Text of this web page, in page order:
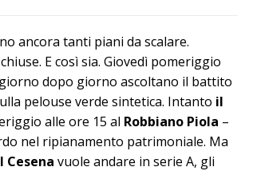
ancora tanti piani da scalare.
E così sia. Giovedì pomeriggio
dopo giorno ascoltano il battito
pelouse verde sintetica. Intanto il
alle ore 15 al Robbiano Piola –
nel ripianamento patrimoniale. Ma
Cesena vuole andare in serie A, gli